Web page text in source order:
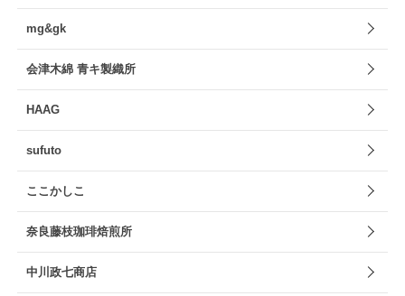
mg&gk
会津木綿 青キ製織所
HAAG
sufuto
ここかしこ
奈良藤枝珈琲焙煎所
中川政七商店